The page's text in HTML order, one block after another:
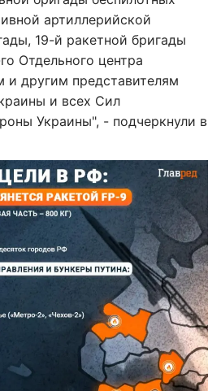
артиллерийской
19-й ракетной бригады
Отдельного центра
и другим представителям
и всех Сил
Украины", - подчеркнули в